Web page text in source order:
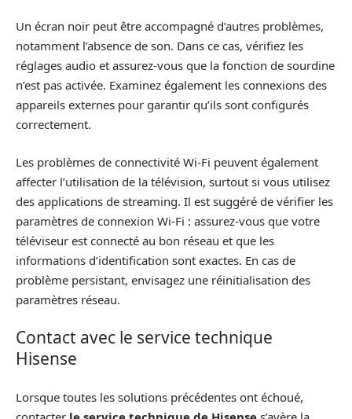
Un écran noir peut être accompagné d’autres problèmes,
notamment l’absence de son. Dans ce cas, vérifiez les
réglages audio et assurez-vous que la fonction de sourdine
n’est pas activée. Examinez également les connexions des
appareils externes pour garantir qu’ils sont configurés
correctement.
Les problèmes de connectivité Wi-Fi peuvent également
affecter l’utilisation de la télévision, surtout si vous utilisez
des applications de streaming. Il est suggéré de vérifier les
paramètres de connexion Wi-Fi : assurez-vous que votre
téléviseur est connecté au bon réseau et que les
informations d’identification sont exactes. En cas de
problème persistant, envisagez une réinitialisation des
paramètres réseau.
Contact avec le service technique
Hisense
Lorsque toutes les solutions précédentes ont échoué,